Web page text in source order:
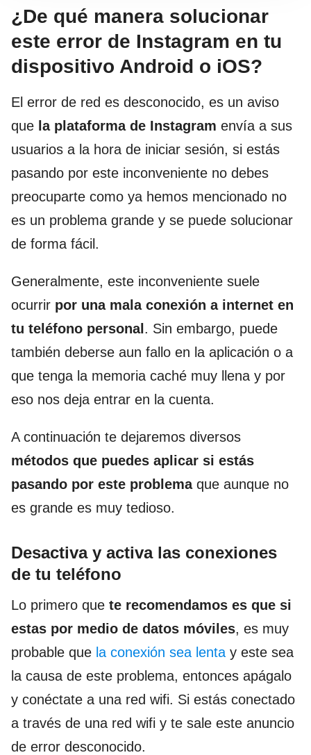
¿De qué manera solucionar
este error de Instagram en tu
dispositivo Android o iOS?
El error de red es desconocido, es un aviso
que la plataforma de Instagram envía a sus
usuarios a la hora de iniciar sesión, si estás
pasando por este inconveniente no debes
preocuparte como ya hemos mencionado no
es un problema grande y se puede solucionar
de forma fácil.
Generalmente, este inconveniente suele
ocurrir por una mala conexión a internet en
tu teléfono personal. Sin embargo, puede
también deberse aun fallo en la aplicación o a
que tenga la memoria caché muy llena y por
eso nos deja entrar en la cuenta.
A continuación te dejaremos diversos
métodos que puedes aplicar si estás
pasando por este problemaque aunque no
es grande es muy tedioso.
Desactiva y activa las conexiones
de tu teléfono
Lo primero que te recomendamos es que si
estas por medio de datos móviles, es muy
probable que la conexión sea lenta y este sea
la causa de este problema, entonces apágalo
y conéctate a una red wifi. Si estás conectado
a través de una red wifi y te sale este anuncio
de error desconocido.